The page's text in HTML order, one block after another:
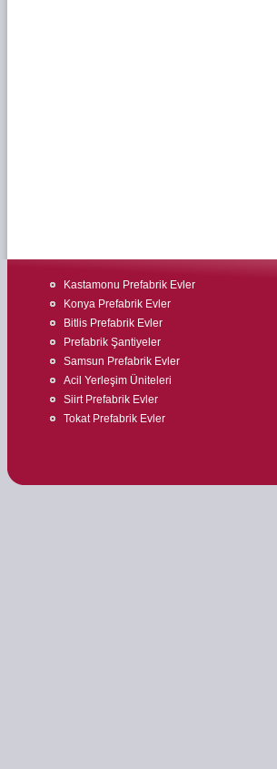
Kastamonu Prefabrik Evler
Konya Prefabrik Evler
Bitlis Prefabrik Evler
Prefabrik Şantiyeler
Samsun Prefabrik Evler
Acil Yerleşim Üniteleri
Siirt Prefabrik Evler
Tokat Prefabrik Evler